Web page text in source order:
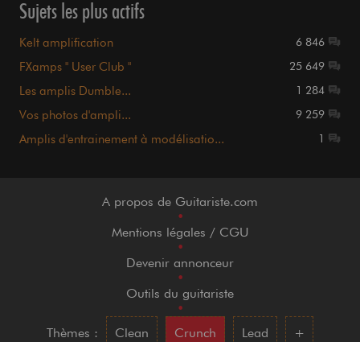
Sujets les plus actifs
Kelt amplification 6 846
FXamps " User Club " 25 649
Les amplis Dumble... 1 284
Vos photos d'ampli... 9 259
Amplis d'entrainement à modélisatio... 1
A propos de Guitariste.com
•
Mentions légales / CGU
•
Devenir annonceur
•
Outils du guitariste
•
Thèmes :
Clean Crunch Lead +